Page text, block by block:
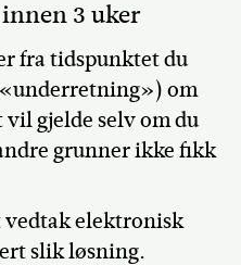
3 uker
fra tidspunktet du
om
gjelde selv om du
grunner ikke fikk
vedtak elektronisk
slik løsning.